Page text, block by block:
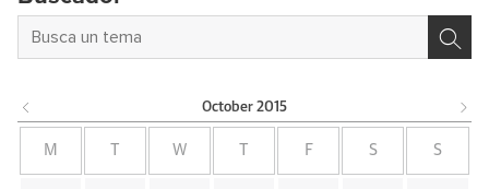
October 2015
M W F S S